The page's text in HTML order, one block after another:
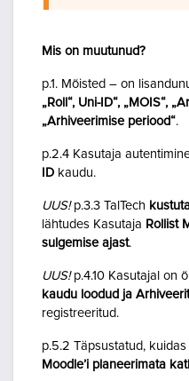
Mis on muutunud?
p.1. Mõisted – on
„Roll“, Uni-ID“, „MOIS“,
„Arhiveerimise periood“.
p.2.4 Kasutaja
ID kaudu.
UUS!p.3.3 TalTech
lähtudes Kasutaja Rollist
sulgemise ajast.
UUS!p.4.10 Kasutajal on
kaudu loodud ja
registreeritud.
p.5.2 Täpsustatud,
Moodle’i planeerimata